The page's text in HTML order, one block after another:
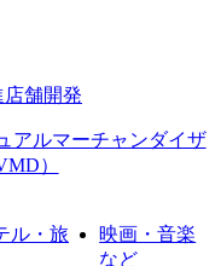
店舗開発
アルマーチャンダイザ
）
ル・旅
映画・音楽
など